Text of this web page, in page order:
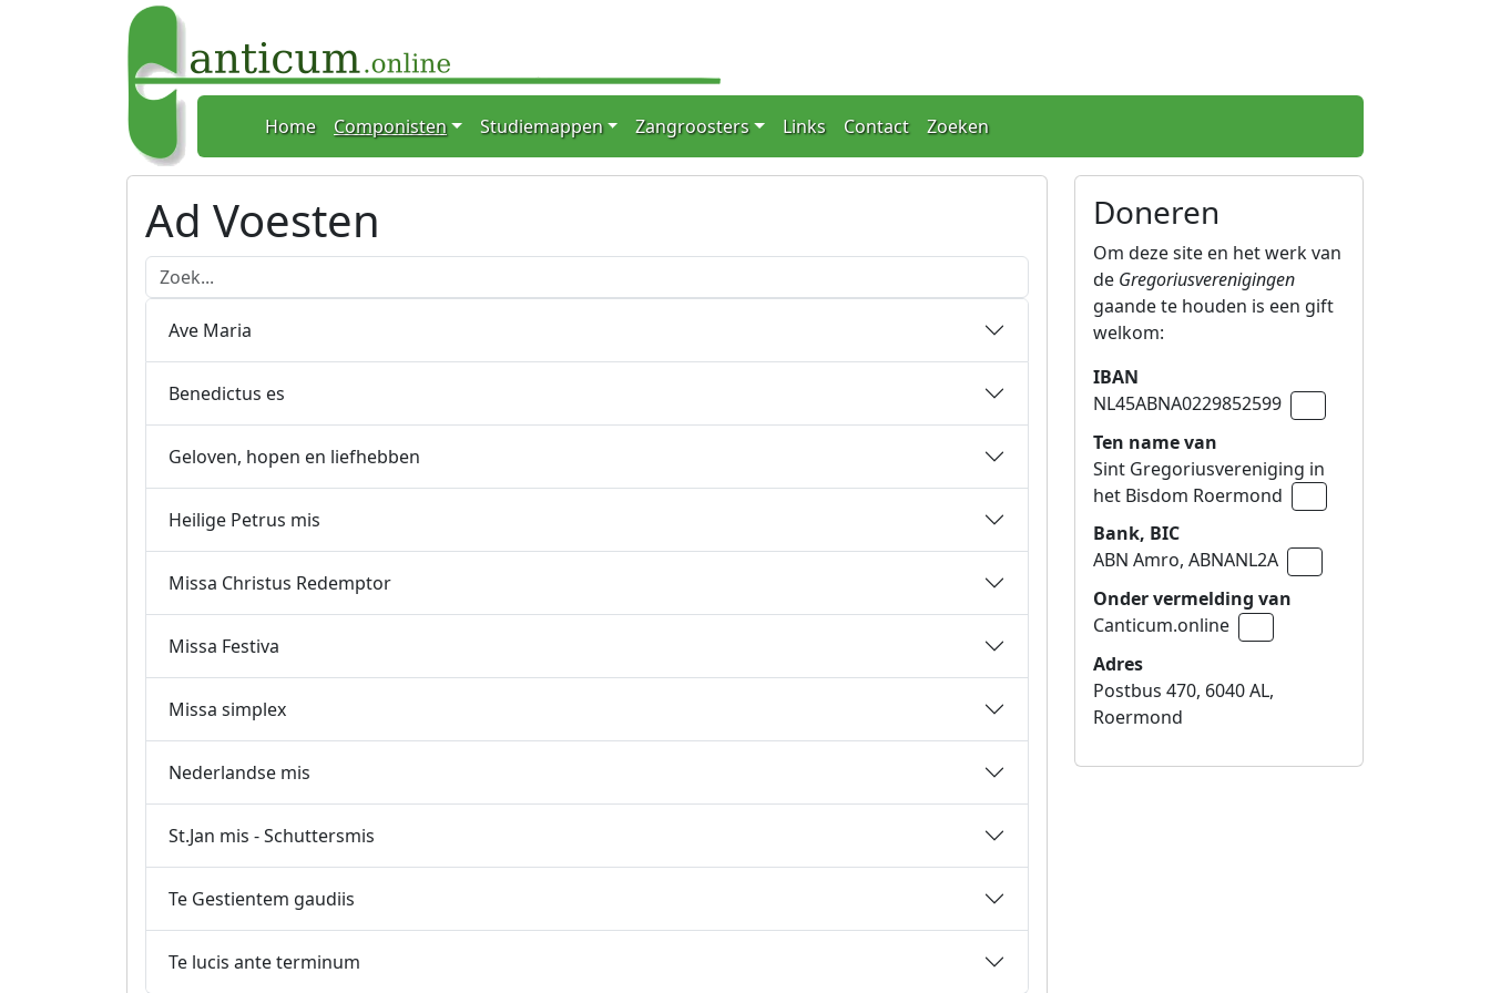
Spring naar hoofdtekst
Home
Home Componisten Studiemappen Zangroosters Links Contact Zoeken
Ad Voesten
Doorzoek onderstaande lijst
Ave Maria
Benedictus es
Geloven, hopen en liefhebben
Heilige Petrus mis
Missa Christus Redemptor
Missa Festiva
Missa simplex
Nederlandse mis
St.Jan mis - Schuttersmis
Te Gestientem gaudiis
Te lucis ante terminum
Doneren
Om deze site en het werk van
de Gregoriusverenigingen
gaande te houden is een gift
welkom:
IBAN
NL45ABNA0229852599
Ten name van
Sint Gregoriusvereniging in
het Bisdom Roermond
Bank, BIC
ABN Amro, ABNANL2A
Onder vermelding van
Canticum.online
Adres
Postbus 470, 6040 AL,
Roermond